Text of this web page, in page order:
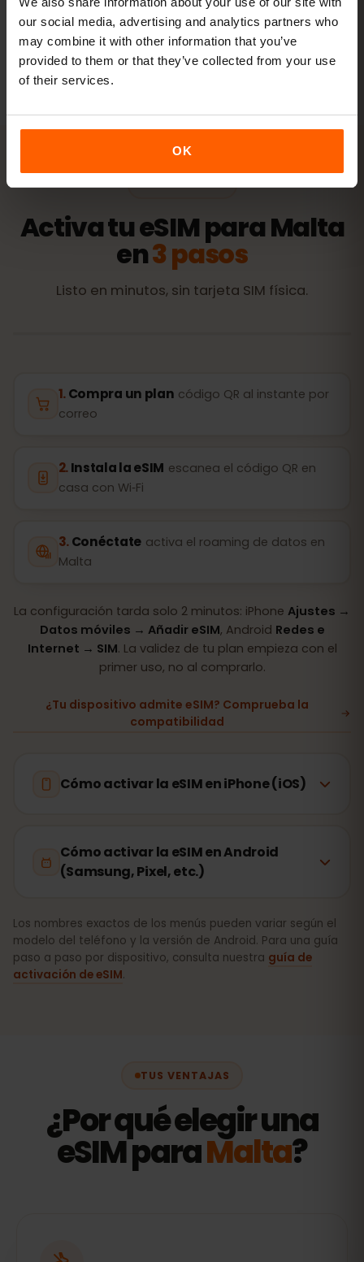
our social media, advertising and analytics partners who
may combine it with other information that you’ve
provided to them or that they’ve collected from your use
of their services.
OK
Todos los valores son orientativos. El consumo real depende
del dispositivo, la configuración de las apps y tu uso.
ACTIVACIÓN
Activa tu eSIM para Malta
en3 pasos
Listo en minutos, sin tarjeta SIM física.
Compra un plan código QR al instante por
correo
Instala la eSIM escanea el código QR en
casa con Wi‑Fi
Conéctate activa el roaming de datos en
Malta
La configuración tarda solo 2 minutos: iPhone Ajustes →
Datos móviles → Añadir eSIM, Android Redes e
Internet → SIM. La validez de tu plan empieza con el
primer uso, no al comprarlo.
¿Tu dispositivo admite eSIM? Comprueba la
compatibilidad
Cómo activar la eSIM en iPhone (iOS)
Cómo activar la eSIM en Android
(Samsung, Pixel, etc.)
Los nombres exactos de los menús pueden variar según el
modelo del teléfono y la versión de Android. Para una guía
paso a paso por dispositivo, consulta nuestra guía de
activación de eSIM.
TUS VENTAJAS
¿Por qué elegir una
eSIM paraMalta?